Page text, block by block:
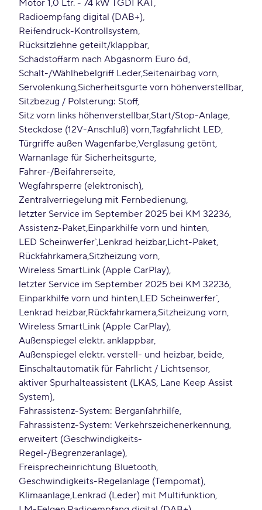
Motor 1,0 Ltr. - 74 kW TGDI KAT
Radioempfang digital (DAB+)
Reifendruck-Kontrollsystem
Rücksitzlehne geteilt/klappbar
Schadstoffarm nach Abgasnorm Euro 6d
Schalt-/Wählhebelgriff Leder Seitenairbag vorn
Servolenkung Sicherheitsgurte vorn höhenverstellbar
Sitzbezug / Polsterung: Stoff
Sitz vorn links höhenverstellbar Start/Stop-Anlage
Steckdose (12V-Anschluß) vorn Tagfahrlicht LED
Türgriffe außen WagenfarbeVerglasung getönt
Warnanlage für Sicherheitsgurte,
Fahrer-/Beifahrerseite
Wegfahrsperre (elektronisch)
Zentralverriegelung mit Fernbedienung
letzter Service im September 2025 bei KM 32236
Assistenz-Paket Einparkhilfe vorn und hinten
LED Scheinwerfer` Lenkrad heizbar Licht-Paket
Rückfahrkamera Sitzheizung vorn
Wireless SmartLink (Apple CarPlay)
letzter Service im September 2025 bei KM 32236
Einparkhilfe vorn und hinten LED Scheinwerfer`
Lenkrad heizbar Rückfahrkamera Sitzheizung vorn
Wireless SmartLink (Apple CarPlay)
Außenspiegel elektr. anklappbar
Außenspiegel elektr. verstell- und heizbar, beide
Einschaltautomatik für Fahrlicht / Lichtsensor
aktiver Spurhalteassistent (LKAS, Lane Keep Assist
System)
Fahrassistenz-System: Berganfahrhilfe
Fahrassistenz-System: Verkehrszeichenerkennung,
erweitert (Geschwindigkeits-
Regel-/Begrenzeranlage)
Freisprecheinrichtung Bluetooth
Geschwindigkeits-Regelanlage (Tempomat)
Klimaanlage Lenkrad (Leder) mit Multifunktion